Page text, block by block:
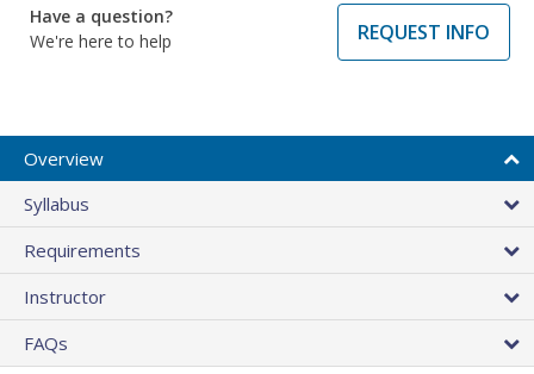
Have a question?
We're here to help
REQUEST INFO
Overview
Syllabus
Requirements
Instructor
FAQs